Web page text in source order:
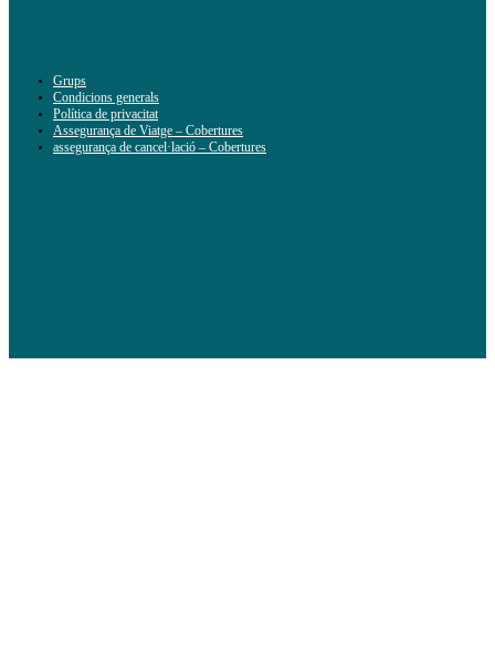
Grups
Condicions generals
Política de privacitat
Assegurança de Viatge – Cobertures
assegurança de cancel·lació – Cobertures